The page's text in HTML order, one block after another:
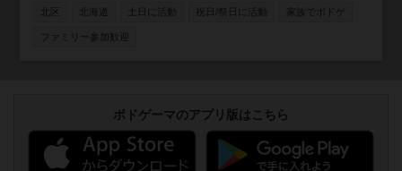
北区 北海道 祝日/祭日に活動 家族でボドゲ
ファミリー参加歓迎
ボドゲーマのアプリ版はこちら